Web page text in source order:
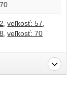
veľkosť: 57
veľkosť: 70